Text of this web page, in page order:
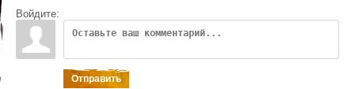
Войдите:
Отправить